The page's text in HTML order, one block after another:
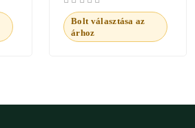
Bolt választása az
árhoz